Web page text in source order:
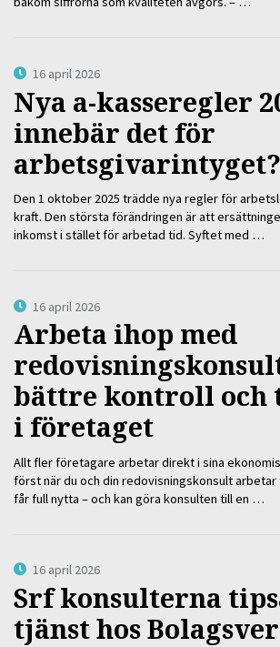
16 april 2026
Nya a-kasseregler
innebär det för
arbetsgivarintyget?
Den 1 oktober 2025 trädde nya regler för
kraft. Den största förändringen är att
inkomst i stället för arbetad tid. Syftet med …
16 april 2026
Arbeta ihop med
bättre kontroll och
i företaget
Allt fler företagare arbetar direkt i sina
först när du och din redovisningskonsult arbetar
får full nytta – och kan göra konsulten till en …
16 april 2026
Srf konsulterna
tjänst hos